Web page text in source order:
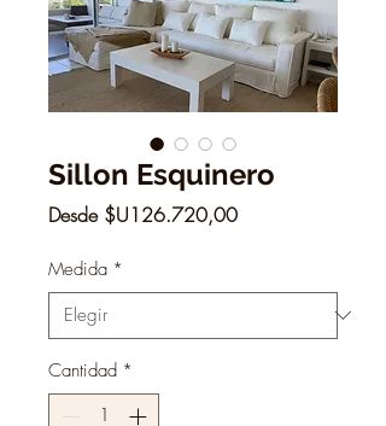
Sillon Esquinero
Desde $U126.720,00Precio
Medida *
Cantidad *